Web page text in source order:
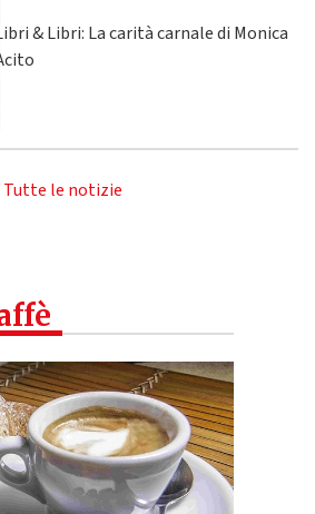
& Libri: La carità carnale di Monica
Tutte le notizie